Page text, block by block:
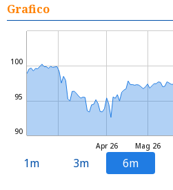
Grafico
Mag 26
Apr 26
90
95
100
1m 3m 6m